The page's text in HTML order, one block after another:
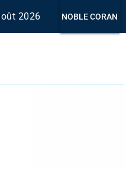
2026 NOBLE CORAN